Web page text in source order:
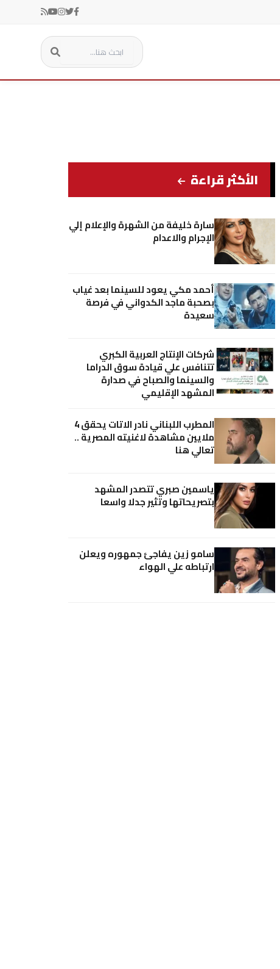
الأكثر قراءة
سارة خليفة من الشهرة والإعلام إلي
الإجرام والاعدام
أحمد مكي يعود للسينما بعد غياب
بصحبة ماجد الكدواني في فرصة
سعيدة
شركات الإنتاج العربية الكبري
تتنافس علي قيادة سوق الدراما
والسينما والصباح في صدارة
المشهد الإقليمي
المطرب اللبناني نادر الاتات يحقق 4
ملايين مشاهدة لاغنيته المصرية ..
تعالي هنا
ياسمين صبري تتصدر المشهد
بتصريحاتها وتثير جدلا واسعا
سامو زين يفاجئ جمهوره ويعلن
ارتباطه علي الهواء